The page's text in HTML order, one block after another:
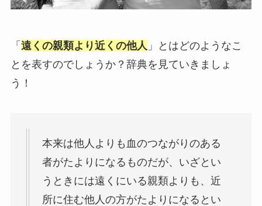
「 遠くの親類より近くの他人 」とはどのようなこ
とを表すのでしょうか？辞典を見ていきましょ
う！
本来は他人よりも血のつながりのある
者がたよりになるものだが、いざとい
うときには遠くにいる親類よりも、近
所に住む他人の方がたよりになるとい